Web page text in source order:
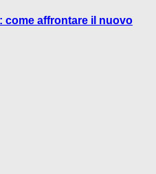
come affrontare il nuovo